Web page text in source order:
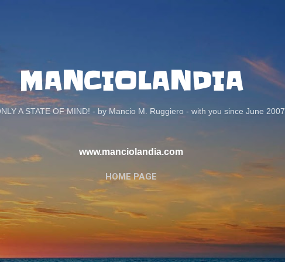
MANCIOLANDIA
A STATE OF MIND! - by Mancio M. Ruggiero - with you since June 2007
www.manciolandia.com
HOME PAGE